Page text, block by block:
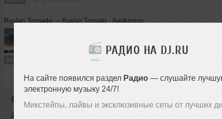
РАДИО НА DJ.RU
На сайте появился раздел Радио — слушайте
электронную музыку 24/7!
Микстейпы, лайвы и эксклюзивные сеты от лучших
Ruslan Tornado ➝Ruslan Tornado - Awakening
43 MB, 320
Микс
Стиль: Rave
Добавлен: 29 мая 2011, 20:36